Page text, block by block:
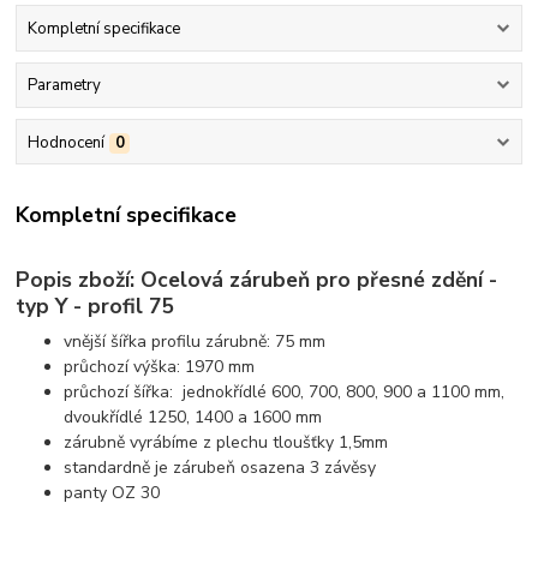
Kompletní specifikace
Parametry
Hodnocení 0
Kompletní specifikace
Popis zboží: Ocelová zárubeň pro přesné zdění -
typ Y - profil 75
vnější šířka profilu zárubně: 75 mm
průchozí výška: 1970 mm
průchozí šířka: jednokřídlé 600, 700, 800, 900 a 1100 mm,
dvoukřídlé 1250, 1400 a 1600 mm
zárubně vyrábíme z plechu tloušťky 1,5mm
standardně je zárubeň osazena 3 závěsy
panty OZ 30